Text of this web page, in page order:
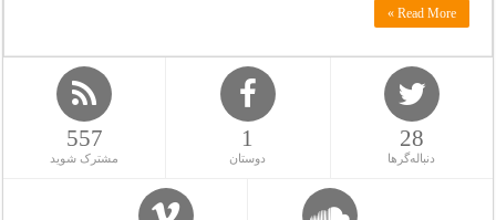
Read More »
557
مشترک شوید
1
دوستان
28
دنباله‌گرها